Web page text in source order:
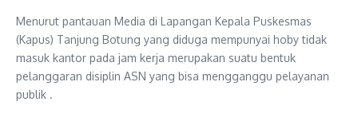
Menurut pantauan Media di Lapangan Kepala Puskesmas
(Kapus) Tanjung Botung yang diduga mempunyai hoby tidak
masuk kantor pada jam kerja merupakan suatu bentuk
pelanggaran disiplin ASN yang bisa mengganggu pelayanan
publik .